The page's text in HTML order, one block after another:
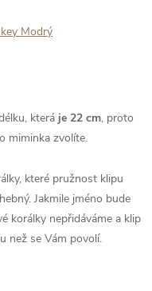
která je 22 cm, proto
miminka zvolíte.
které pružnost klipu
Jakmile jméno bude
korálky nepřidáváme a klip
než se Vám povolí.